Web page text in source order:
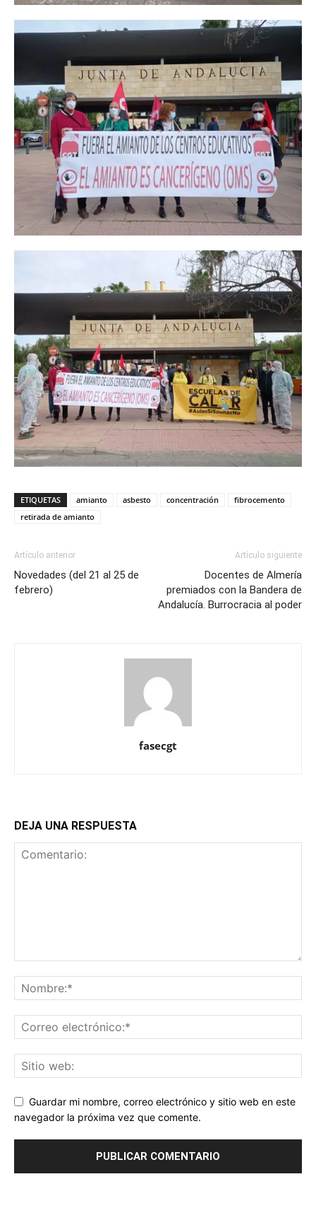
ETIQUETAS amianto asbesto concentración
fibrocemento
retirada de amianto
Artículo anterior
Novedades (del 21 al 25 de
febrero)
Artículo siguiente
Docentes de Almería
premiados con la Bandera de
Andalucía. Burrocracia al poder
fasecgt
DEJA UNA RESPUESTA
Guardar mi nombre, correo electrónico y sitio web en este
navegador la próxima vez que comente.